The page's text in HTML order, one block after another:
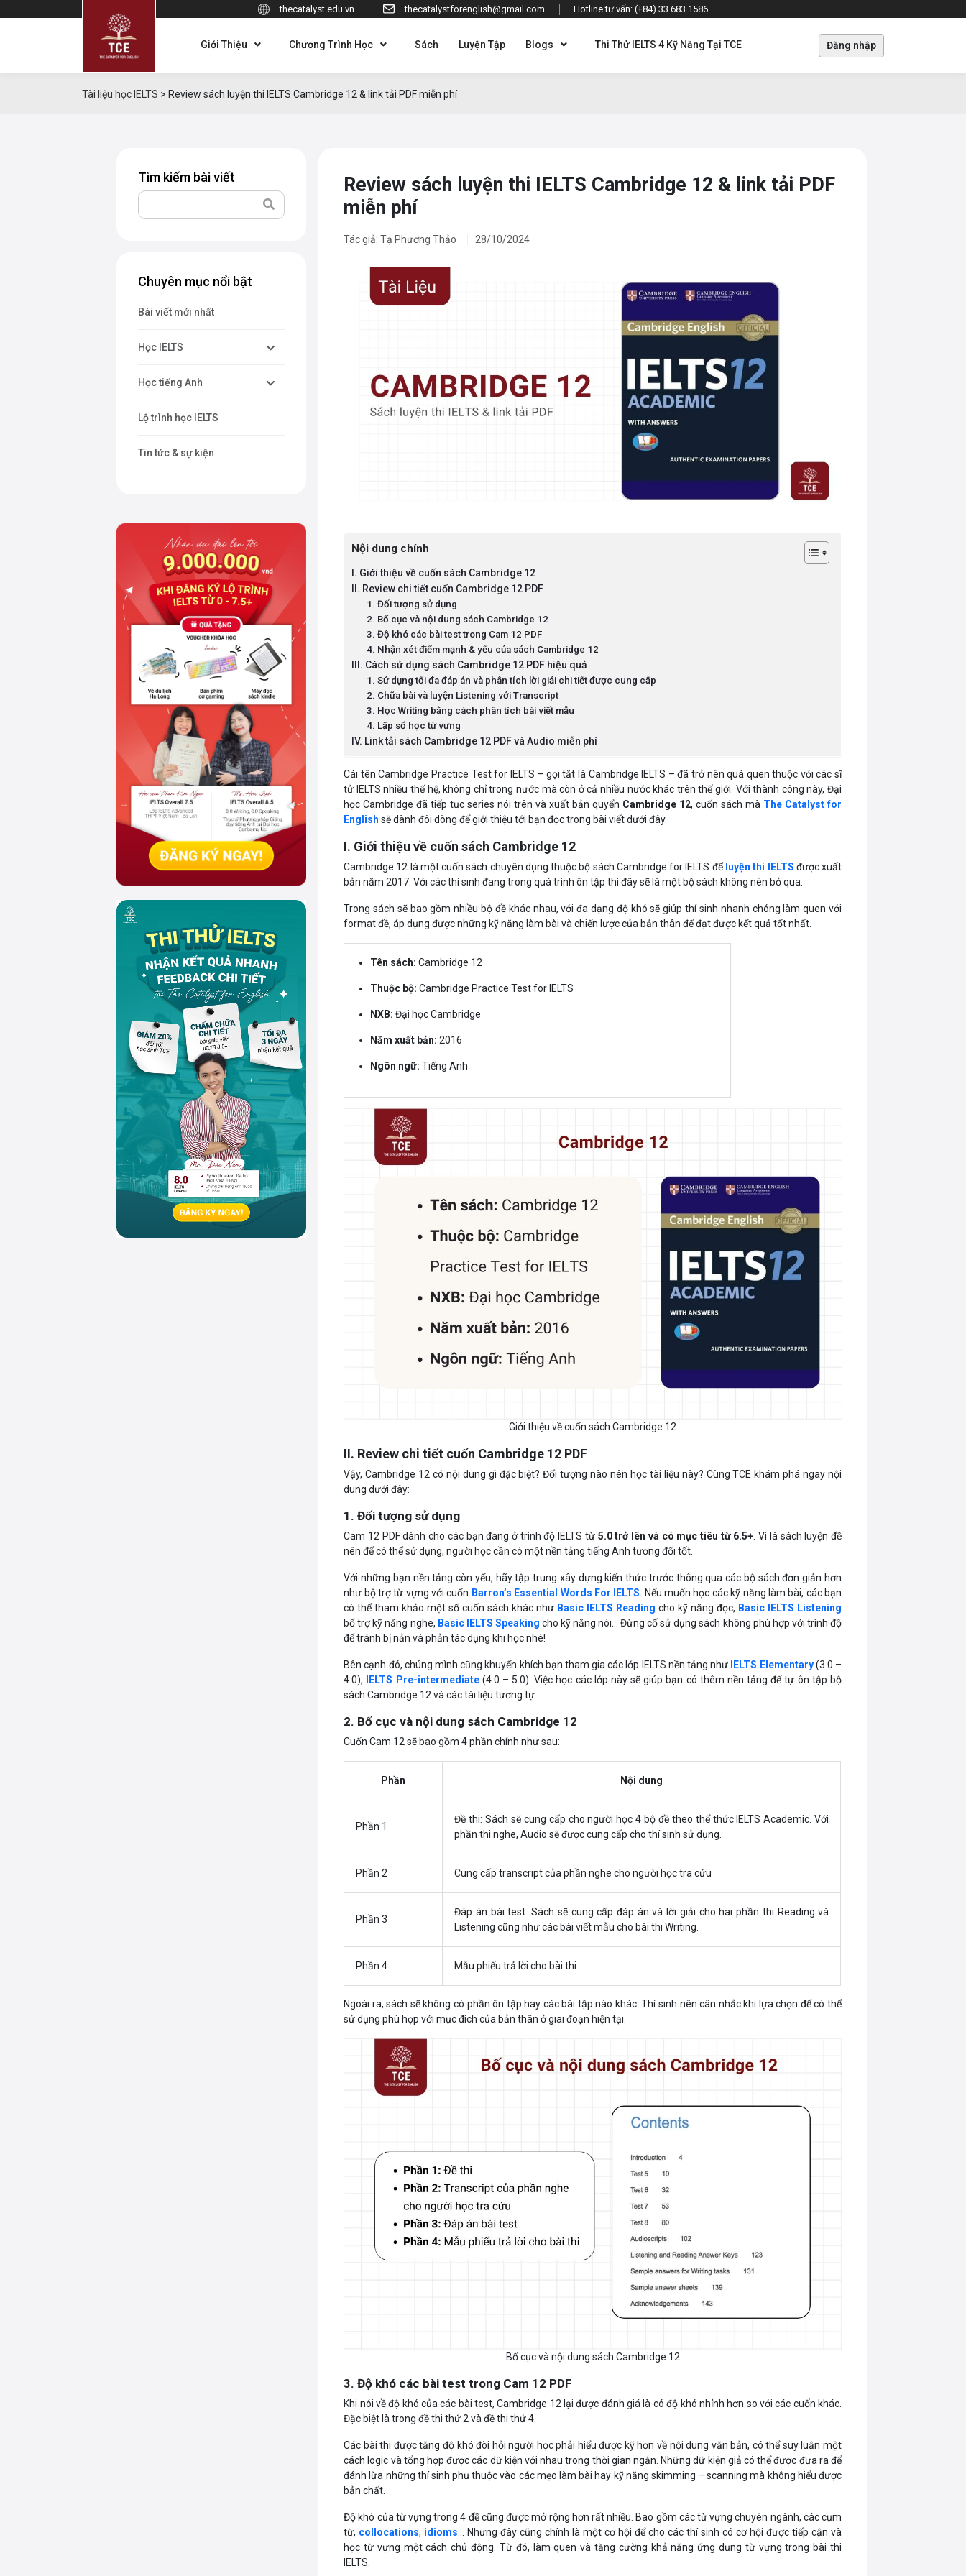
thecatalyst.edu.vn thecatalystforenglish@gmail.com Hotline tư vấn: (+84) 33 683 1586
Giới Thiệu Chương Trình Học Sách Luyện Tập Blogs Thi Thử IELTS 4 Kỹ Năng Tại TCE Đăng nhập
Tài liệu học IELTS > Review sách luyện thi IELTS Cambridge 12 & link tải PDF miễn phí
Tìm kiếm bài viết
Chuyên mục nổi bật
Bài viết mới nhất
Học IELTS
Học tiếng Anh
Lộ trình học IELTS
Tin tức & sự kiện
Review sách luyện thi IELTS Cambridge 12 & link tải PDF
miễn phí
Tác giả: Tạ Phương Thảo 28/10/2024
Nội dung chính
I. Giới thiệu về cuốn sách Cambridge 12
II. Review chi tiết cuốn Cambridge 12 PDF
1. Đối tượng sử dụng
2. Bố cục và nội dung sách Cambridge 12
3. Độ khó các bài test trong Cam 12 PDF
4. Nhận xét điểm mạnh & yếu của sách Cambridge 12
III. Cách sử dụng sách Cambridge 12 PDF hiệu quả
1. Sử dụng tối đa đáp án và phân tích lời giải chi tiết được cung cấp
2. Chữa bài và luyện Listening với Transcript
3. Học Writing bằng cách phân tích bài viết mẫu
4. Lập sổ học từ vựng
IV. Link tải sách Cambridge 12 PDF và Audio miễn phí
Cái tên Cambridge Practice Test for IELTS – gọi tắt là Cambridge IELTS – đã trở nên quá quen thuộc với các sĩ
tử IELTS nhiều thế hệ, không chỉ trong nước mà còn ở cả nhiều nước khác trên thế giới. Với thành công này, Đại
học Cambridge đã tiếp tục series nói trên và xuất bản quyển Cambridge 12, cuốn sách mà The Catalyst for
English sẽ dành đôi dòng để giới thiệu tới bạn đọc trong bài viết dưới đây.
I. Giới thiệu về cuốn sách Cambridge 12
Cambridge 12 là một cuốn sách chuyên dụng thuộc bộ sách Cambridge for IELTS để luyện thi IELTS được xuất
bản năm 2017. Với các thí sinh đang trong quá trình ôn tập thì đây sẽ là một bộ sách không nên bỏ qua.
Trong sách sẽ bao gồm nhiều bộ đề khác nhau, với đa dạng độ khó sẽ giúp thí sinh nhanh chóng làm quen với
format đề, áp dụng được những kỹ năng làm bài và chiến lược của bản thân để đạt được kết quả tốt nhất.
Tên sách: Cambridge 12
Thuộc bộ:Cambridge Practice Test for IELTS
NXB: Đại học Cambridge
Năm xuất bản:2016
Ngôn ngữ: Tiếng Anh
Giới thiệu về cuốn sách Cambridge 12
II. Review chi tiết cuốn Cambridge 12 PDF
Vậy, Cambridge 12 có nội dung gì đặc biệt? Đối tượng nào nên học tài liệu này? Cùng TCE khám phá ngay nội
dung dưới đây:
1. Đối tượng sử dụng
Cam 12 PDF dành cho các bạn đang ở trình độ IELTS từ 5.0 trở lên và có mục tiêu từ 6.5+. Vì là sách luyện đề
nên để có thể sử dụng, người học cần có một nền tảng tiếng Anh tương đối tốt.
Với những bạn nền tảng còn yếu, hãy tập trung xây dựng kiến thức trước thông qua các bộ sách đơn giản hơn
như bộ trợ từ vựng với cuốn Barron’s Essential Words For IELTS. Nếu muốn học các kỹ năng làm bài, các bạn
có thể tham khảo một số cuốn sách khác như Basic IELTS Reading cho kỹ năng đọc, Basic IELTS Listening
bổ trợ kỹ năng nghe, Basic IELTS Speaking cho kỹ năng nói… Đừng cố sử dụng sách không phù hợp với trình độ
để tránh bị nản và phản tác dụng khi học nhé!
Bên cạnh đó, chúng mình cũng khuyến khích bạn tham gia các lớp IELTS nền tảng như IELTS Elementary(3.0 –
4.0),
IELTS Pre-intermediate(4.0 – 5.0). Việc học các lớp này sẽ giúp bạn có thêm nền tảng để tự ôn tập bộ
sách Cambridge 12 và các tài liệu tương tự.
2. Bố cục và nội dung sách Cambridge 12
Cuốn Cam 12 sẽ bao gồm 4 phần chính như sau:
Phần Nội dung
Phần 1
Đề thi: Sách sẽ cung cấp cho người học 4 bộ đề theo thể thức IELTS Academic. Với
phần thi nghe, Audio sẽ được cung cấp cho thí sinh sử dụng.
Phần 2 Cung cấp transcript của phần nghe cho người học tra cứu
Phần 3
Đáp án bài test: Sách sẽ cung cấp đáp án và lời giải cho hai phần thi Reading và
Listening cũng như các bài viết mẫu cho bài thi Writing.
Phần 4 Mẫu phiếu trả lời cho bài thi
Ngoài ra, sách sẽ không có phần ôn tập hay các bài tập nào khác. Thí sinh nên cân nhắc khi lựa chọn để có thể
sử dụng phù hợp với mục đích của bản thân ở giai đoạn hiện tại.
Bố cục và nội dung sách Cambridge 12
3. Độ khó các bài test trong Cam 12 PDF
Khi nói về độ khó của các bài test, Cambridge 12 lại được đánh giá là có độ khó nhỉnh hơn so với các cuốn khác.
Đặc biệt là trong đề thi thứ 2 và đề thi thứ 4.
Các bài thi được tăng độ khó đòi hỏi người học phải hiểu được kỹ hơn về nội dung văn bản, có thể suy luận một
cách logic và tổng hợp được các dữ kiện với nhau trong thời gian ngắn. Những dữ kiện giả có thể được đưa ra để
đánh lừa những thí sinh phụ thuộc vào các mẹo làm bài hay kỹ năng skimming – scanning mà không hiểu được
bản chất.
Độ khó của từ vựng trong 4 đề cũng được mở rộng hơn rất nhiều. Bao gồm các từ vựng chuyên ngành, các cụm
từ, collocations, idioms… Nhưng đây cũng chính là một cơ hội để cho các thí sinh có cơ hội được tiếp cận và
học từ vựng một cách chủ động. Từ đó, làm quen và tăng cường khả năng ứng dụng từ vựng trong bài thi
IELTS.